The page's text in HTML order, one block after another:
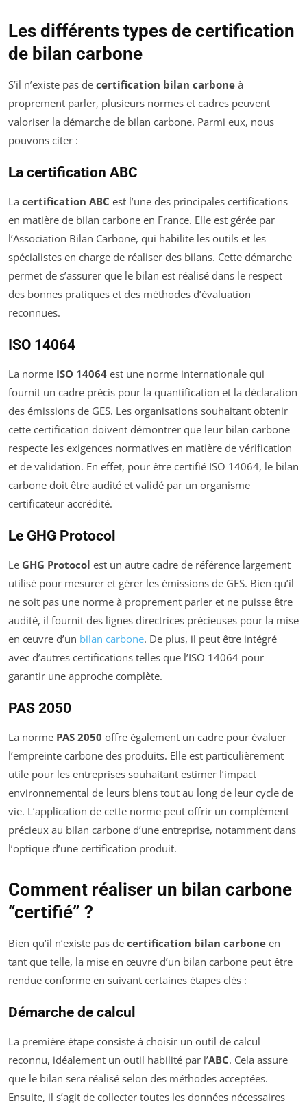
Les différents types de certification
de bilan carbone
S’il n’existe pas de certification bilan carbone à
proprement parler, plusieurs normes et cadres peuvent
valoriser la démarche de bilan carbone. Parmi eux, nous
pouvons citer :
La certification ABC
La certification ABC est l’une des principales certifications
en matière de bilan carbone en France. Elle est gérée par
l’Association Bilan Carbone, qui habilite les outils et les
spécialistes en charge de réaliser des bilans. Cette démarche
permet de s’assurer que le bilan est réalisé dans le respect
des bonnes pratiques et des méthodes d’évaluation
reconnues.
ISO 14064
La norme ISO 14064 est une norme internationale qui
fournit un cadre précis pour la quantification et la déclaration
des émissions de GES. Les organisations souhaitant obtenir
cette certification doivent démontrer que leur bilan carbone
respecte les exigences normatives en matière de vérification
et de validation. En effet, pour être certifié ISO 14064, le bilan
carbone doit être audité et validé par un organisme
certificateur accrédité.
Le GHG Protocol
Le GHG Protocol est un autre cadre de référence largement
utilisé pour mesurer et gérer les émissions de GES. Bien qu’il
ne soit pas une norme à proprement parler et ne puisse être
audité, il fournit des lignes directrices précieuses pour la mise
en œuvre d’un bilan carbone. De plus, il peut être intégré
avec d’autres certifications telles que l’ISO 14064 pour
garantir une approche complète.
PAS 2050
La norme PAS 2050 offre également un cadre pour évaluer
l’empreinte carbone des produits. Elle est particulièrement
utile pour les entreprises souhaitant estimer l’impact
environnemental de leurs biens tout au long de leur cycle de
vie. L’application de cette norme peut offrir un complément
précieux au bilan carbone d’une entreprise, notamment dans
l’optique d’une certification produit.
Comment réaliser un bilan carbone
“certifié” ?
Bien qu’il n’existe pas de certification bilan carbone en
tant que telle, la mise en œuvre d’un bilan carbone peut être
rendue conforme en suivant certaines étapes clés :
Démarche de calcul
La première étape consiste à choisir un outil de calcul
reconnu, idéalement un outil habilité par l’ABC. Cela assure
que le bilan sera réalisé selon des méthodes acceptées.
Ensuite, il s’agit de collecter toutes les données nécessaires